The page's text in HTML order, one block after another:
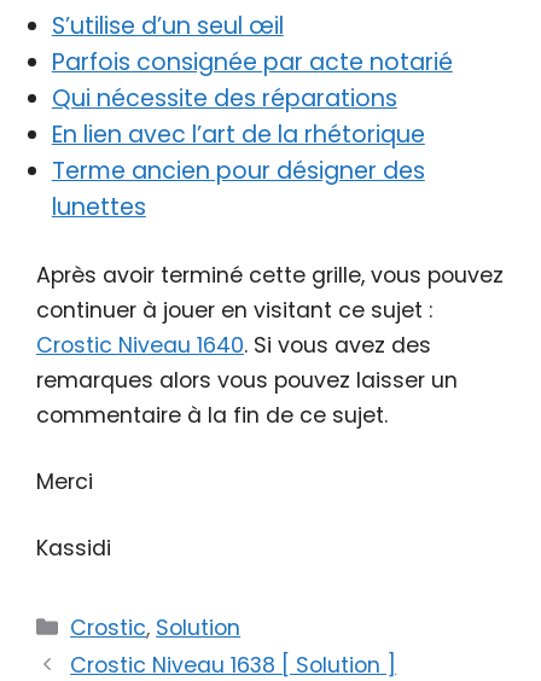
S’utilise d’un seul œil
Parfois consignée par acte notarié
Qui nécessite des réparations
En lien avec l’art de la rhétorique
Terme ancien pour désigner des
lunettes
Après avoir terminé cette grille, vous pouvez
continuer à jouer en visitant ce sujet :
Crostic Niveau 1640. Si vous avez des
remarques alors vous pouvez laisser un
commentaire à la fin de ce sujet.
Merci
Kassidi
Catégories
Crostic, Solution
Crostic Niveau 1638 [ Solution ]